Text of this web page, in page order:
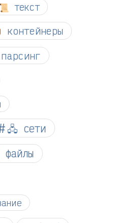
текст
контейнеры
🖧 сети